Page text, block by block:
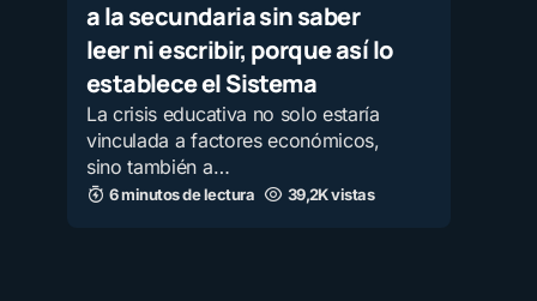
a la secundaria sin saber
leer ni escribir, porque así lo
establece el Sistema
La crisis educativa no solo estaría
vinculada a factores económicos,
sino también a…
6 minutos de lectura 39,2K vistas